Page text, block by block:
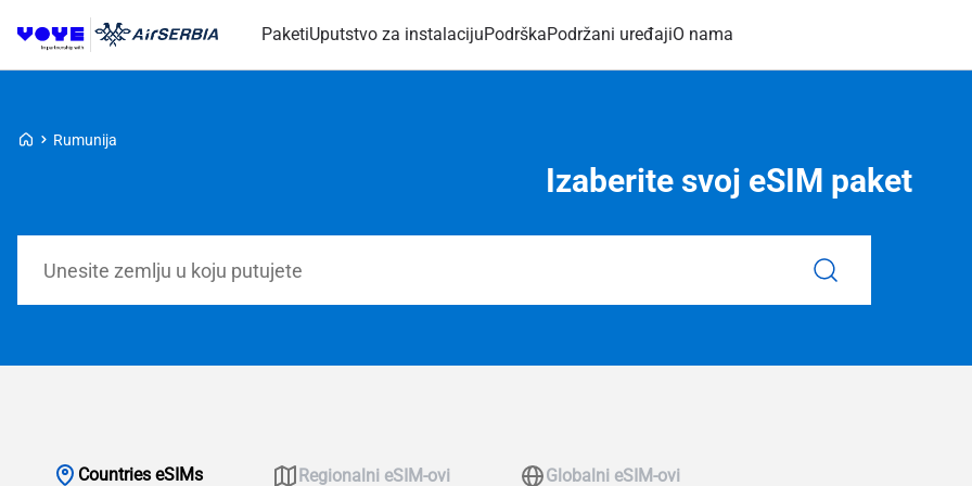
PaketiUputstvo za instalacijuPodrškaPodržani uređajiO nama
Voye početna stranica
Rumunija
Izaberite svoj eSIM paket
Countries eSIMs Regionalni eSIM-ovi Globalni eSIM-ovi